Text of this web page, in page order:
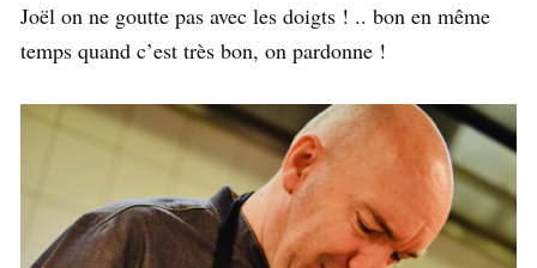
Joël on ne goutte pas avec les doigts ! .. bon en même
temps quand c’est très bon, on pardonne !